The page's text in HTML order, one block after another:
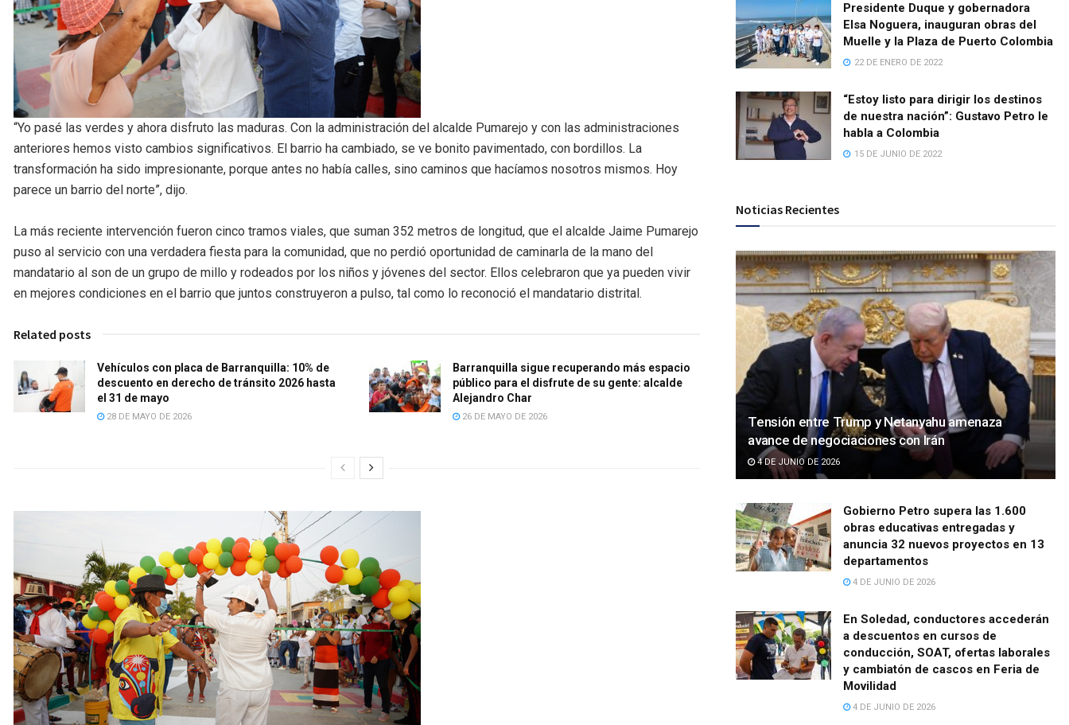
“Yo pasé las verdes y ahora disfruto las maduras. Con la administración del alcalde Pumarejo y con las administraciones
anteriores hemos visto cambios significativos. El barrio ha cambiado, se ve bonito pavimentado, con bordillos. La
transformación ha sido impresionante, porque antes no había calles, sino caminos que hacíamos nosotros mismos. Hoy
parece un barrio del norte”, dijo.
La más reciente intervención fueron cinco tramos viales, que suman 352 metros de longitud, que el alcalde Jaime Pumarejo
puso al servicio con una verdadera fiesta para la comunidad, que no perdió oportunidad de caminarla de la mano del
mandatario al son de un grupo de millo y rodeados por los niños y jóvenes del sector. Ellos celebraron que ya pueden vivir
en mejores condiciones en el barrio que juntos construyeron a pulso, tal como lo reconoció el mandatario distrital.
Related posts
Vehículos con placa de Barranquilla: 10% de
descuento en derecho de tránsito 2026 hasta
el 31 de mayo
28 DE MAYO DE 2026
Barranquilla sigue recuperando más espacio
público para el disfrute de su gente: alcalde
Alejandro Char
26 DE MAYO DE 2026
Presidente Duque y gobernadora
Elsa Noguera, inauguran obras del
Muelle y la Plaza de Puerto Colombia
22 DE ENERO DE 2022
“Estoy listo para dirigir los destinos
de nuestra nación”: Gustavo Petro le
habla a Colombia
15 DE JUNIO DE 2022
Noticias Recientes
Tensión entre Trump y Netanyahu amenaza
avance de negociaciones con Irán
4 DE JUNIO DE 2026
Gobierno Petro supera las 1.600
obras educativas entregadas y
anuncia 32 nuevos proyectos en 13
departamentos
4 DE JUNIO DE 2026
En Soledad, conductores accederán
a descuentos en cursos de
conducción, SOAT, ofertas laborales
y cambiatón de cascos en Feria de
Movilidad
4 DE JUNIO DE 2026